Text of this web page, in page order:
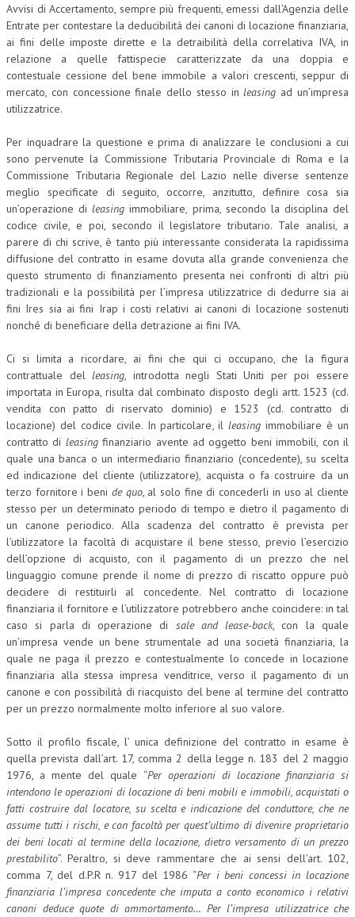
Avvisi di Accertamento, sempre più frequenti, emessi dall’Agenzia delle
Entrate per contestare la deducibilità dei canoni di locazione finanziaria,
ai fini delle imposte dirette e la detraibilità della correlativa IVA, in
relazione a quelle fattispecie caratterizzate da una doppia e
contestuale cessione del bene immobile a valori crescenti, seppur di
mercato, con concessione finale dello stesso inleasing ad un’impresa
utilizzatrice.
Per inquadrare la questione e prima di analizzare le conclusioni a cui
sono pervenute la Commissione Tributaria Provinciale di Roma e la
Commissione Tributaria Regionale del Lazio nelle diverse sentenze
meglio specificate di seguito, occorre, anzitutto, definire cosa sia
un’operazione dileasing immobiliare, prima, secondo la disciplina del
codice civile, e poi, secondo il legislatore tributario. Tale analisi, a
parere di chi scrive, è tanto più interessante considerata la rapidissima
diffusione del contratto in esame dovuta alla grande convenienza che
questo strumento di finanziamento presenta nei confronti di altri più
tradizionali e la possibilità per l’impresa utilizzatrice di dedurre sia ai
fini Ires sia ai fini Irap i costi relativi ai canoni di locazione sostenuti
nonché di beneficiare della detrazione ai fini IVA.
Ci si limita a ricordare, ai fini che qui ci occupano, che la figura
contrattuale delleasing , introdotta negli Stati Uniti per poi essere
importata in Europa, risulta dal combinato disposto degli artt. 1523 (cd.
vendita con patto di riservato dominio) e 1523 (cd. contratto di
locazione) del codice civile. In particolare, illeasingimmobiliare è un
contratto di leasingfinanziario avente ad oggetto beni immobili, con il
quale una banca o un intermediario finanziario (concedente), su scelta
ed indicazione del cliente (utilizzatore), acquista o fa costruire da un
terzo fornitore i beni de quo, al solo fine di concederli in uso al cliente
stesso per un determinato periodo di tempo e dietro il pagamento di
un canone periodico. Alla scadenza del contratto è prevista per
l’utilizzatore la facoltà di acquistare il bene stesso, previo l’esercizio
dell’opzione di acquisto, con il pagamento di un prezzo che nel
linguaggio comune prende il nome di prezzo di riscatto oppure può
decidere di restituirli al concedente. Nel contratto di locazione
finanziaria il fornitore e l’utilizzatore potrebbero anche coincidere: in tal
caso si parla di operazione di sale and lease-back, con la quale
un’impresa vende un bene strumentale ad una società finanziaria, la
quale ne paga il prezzo e contestualmente lo concede in locazione
finanziaria alla stessa impresa venditrice, verso il pagamento di un
canone e con possibilità di riacquisto del bene al termine del contratto
per un prezzo normalmente molto inferiore al suo valore.
Sotto il profilo fiscale, l’ unica definizione del contratto in esame è
quella prevista dall’art. 17, comma 2 della legge n. 183 del 2 maggio
1976, a mente del quale “Per operazioni di locazione finanziaria si
intendono le operazioni di locazione di beni mobili e immobili, acquistati o
fatti costruire dal locatore, su scelta e indicazione del conduttore, che ne
assume tutti i rischi, e con facoltà per quest’ultimo di divenire proprietario
dei beni locati al termine della locazione, dietro versamento di un prezzo
prestabilito”. Peraltro, si deve rammentare che ai sensi dell’art. 102,
comma 7, del d.P.R n. 917 del 1986 “Per i beni concessi in locazione
finanziaria l’impresa concedente che imputa a conto economico i relativi
canoni deduce quote di ammortamento… Per l’impresa utilizzatrice che